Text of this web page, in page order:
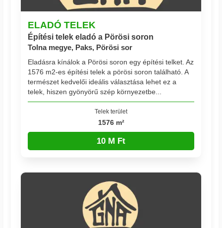
ELADÓ TELEK
Építési telek eladó a Pörösi soron
Tolna megye, Paks, Pörösi sor
Eladásra kínálok a Pörösi soron egy építési telket. Az
1576 m2-es építési telek a pörösi soron található. A
természet kedvelői ideális választása lehet ez a
telek, hiszen gyönyörű szép környezetbe...
Telek terület
1576 m²
10 M Ft